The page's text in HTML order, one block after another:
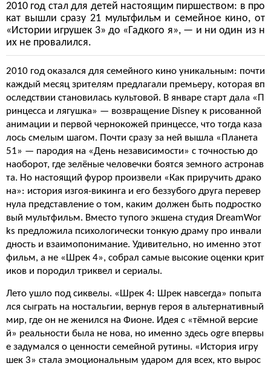
2010 год стал для детей настоящим пиршеством: в про
кат вышли сразу 21 мультфильм и семейное кино, от
«Истории игрушек 3» до «Гадкого я», — и ни один из н
их не провалился.
2010 год оказался для семейного кино уникальным: почти
каждый месяц зрителям предлагали премьеру, которая вп
оследствии становилась культовой. В январе старт дала «П
ринцесса и лягушка» — возвращение Disney к рисованной
анимации и первой чернокожей принцессе, что тогда каза
лось смелым шагом. Почти сразу за ней вышла «Планета
51» — пародия на «День независимости» с точностью до
наоборот, где зелёные человечки боятся земного астронав
та. Но настоящий фурор произвели «Как приручить драко
на»: история изгоя-викинга и его беззубого друга перевер
нула представление о том, каким должен быть подростко
вый мультфильм. Вместо тупого экшена студия DreamWor
ks предложила психологически тонкую драму про инвали
дность и взаимопонимание. Удивительно, но именно этот
фильм, а не «Шрек 4», собрал самые высокие оценки крит
иков и породил триквел и сериалы.
Лето ушло под сиквелы. «Шрек 4: Шрек навсегда» попыта
лся сыграть на ностальгии, вернув героя в альтернативный
мир, где он не женился на Фионе. Идея с «тёмной версие
й» реальности была не нова, но именно здесь ogre впервы
е задумался о ценности семейной рутины. «История игру
шек 3» стала эмоциональным ударом для всех, кто вырос